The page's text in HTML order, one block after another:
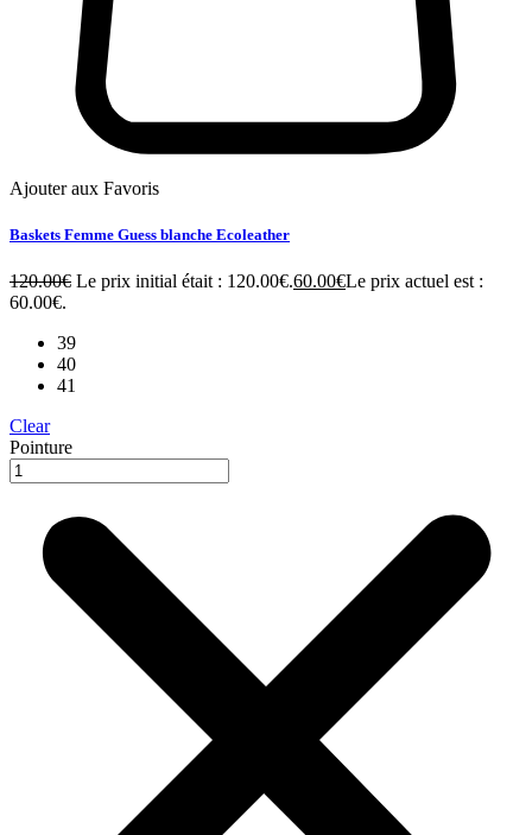
Ajouter aux Favoris
Baskets Femme Guess blanche Ecoleather
120.00€ Le prix initial était : 120.00€.60.00€Le prix actuel est :
60.00€.
39
40
41
Clear
Pointure